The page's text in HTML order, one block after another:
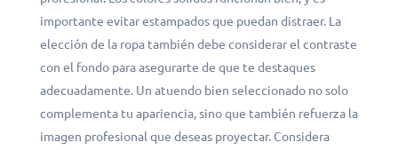
importante evitar estampados que puedan distraer. La
elección de la ropa también debe considerar el contraste
con el fondo para asegurarte de que te destaques
adecuadamente. Un atuendo bien seleccionado no solo
complementa tu apariencia, sino que también refuerza la
imagen profesional que deseas proyectar. Considera